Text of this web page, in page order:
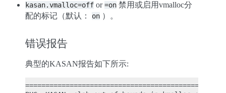
kasan.vmalloc=off or=on 禁用或启用vmalloc分
配的标记（默认： on ）。
错误报告
典型的KASAN报告如下所示: